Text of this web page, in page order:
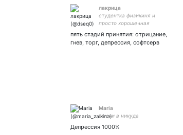
лакрица
студентка физикиня и
просто хорошечная
рисовать красивые
стрелки. закрыт04ка:
пять стадий принятия: отрицание,
гнев, торг, депрессия, софтсерв
Maria
смски в никуда
Депрессия 1000%